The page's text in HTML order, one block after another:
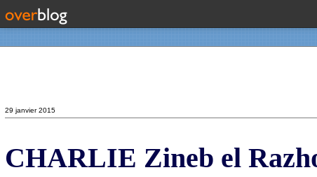
29 janvier 2015
CHARLIE Zineb el